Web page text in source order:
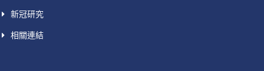
新冠研究
相關連結